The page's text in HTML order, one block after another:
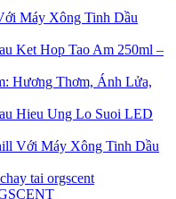
Máy Xông Tinh Dầu
Hương Thơm, Ánh Lửa,
Với Máy Xông Tinh Dầu